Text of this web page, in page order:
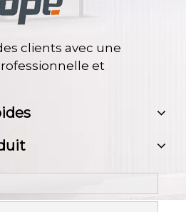
clients avec une
et